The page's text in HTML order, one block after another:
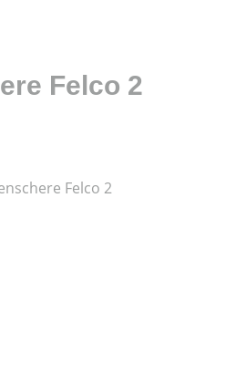
Felco 2